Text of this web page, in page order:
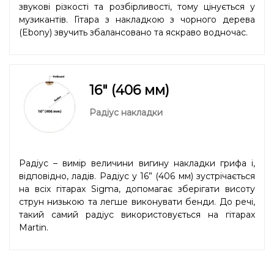
звукові різкості та розбірливості, тому цінується у
музикантів. Гітара з накладкою з чорного дерева
(Ebony) звучить збалансовано та яскраво водночас.
16" (406 мм)
Радіус накладки
Радіус – вимір величини вигину накладки грифа і,
відповідно, ладів. Радіус у 16” (406 мм) зустрічається
на всіх гітарах Sigma, допомагає зберігати висоту
струн низькою та легше виконувати бенди. До речі,
такий самий радіус використовується на гітарах
Martin.